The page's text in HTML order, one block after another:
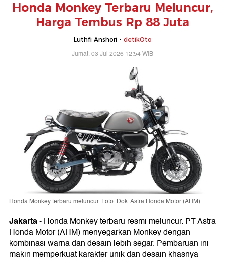
Honda Monkey Terbaru Meluncur,
Harga Tembus Rp 88 Juta
Luthfi Anshori - detikOto
Jumat, 03 Jul 2026 12:54 WIB
Honda Monkey terbaru meluncur. Foto: Dok. Astra Honda Motor (AHM)
Jakarta-Honda Monkey terbaru resmi meluncur. PT Astra
Honda Motor (AHM) menyegarkan Monkey dengan
kombinasi warna dan desain lebih segar. Pembaruan ini
makin memperkuat karakter unik dan desain khasnya